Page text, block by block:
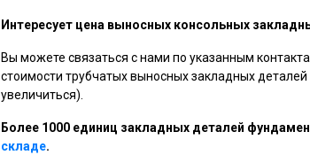
Интересует цена выносных консольных
Вы можете связаться с нами по указанным
стоимости трубчатых выносных закладных
увеличиться).
Более 1000 единиц закладных деталей
складе.